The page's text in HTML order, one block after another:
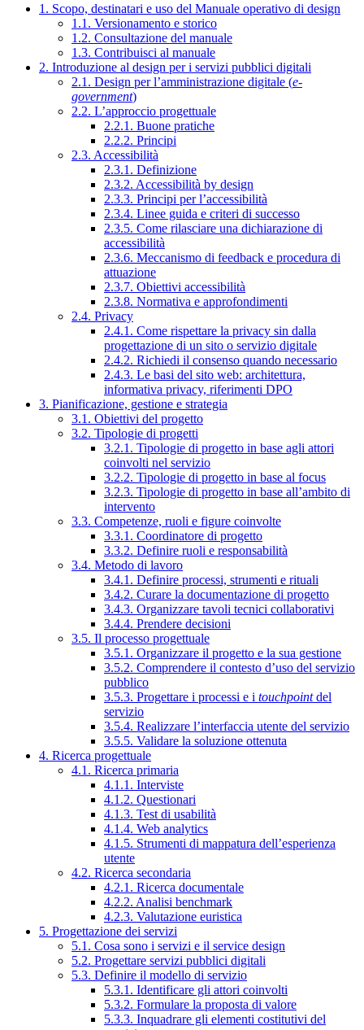
1. Scopo, destinatari e uso del Manuale operativo di design
1.1. Versionamento e storico
1.2. Consultazione del manuale
1.3. Contribuisci al manuale
2. Introduzione al design per i servizi pubblici digitali
2.1. Design per l’amministrazione digitale (e-
government)
2.2. L’approccio progettuale
2.2.1. Buone pratiche
2.2.2. Principi
2.3. Accessibilità
2.3.1. Definizione
2.3.2. Accessibilità by design
2.3.3. Principi per l’accessibilità
2.3.4. Linee guida e criteri di successo
2.3.5. Come rilasciare una dichiarazione di
accessibilità
2.3.6. Meccanismo di feedback e procedura di
attuazione
2.3.7. Obiettivi accessibilità
2.3.8. Normativa e approfondimenti
2.4. Privacy
2.4.1. Come rispettare la privacy sin dalla
progettazione di un sito o servizio digitale
2.4.2. Richiedi il consenso quando necessario
2.4.3. Le basi del sito web: architettura,
informativa privacy, riferimenti DPO
3. Pianificazione, gestione e strategia
3.1. Obiettivi del progetto
3.2. Tipologie di progetti
3.2.1. Tipologie di progetto in base agli attori
coinvolti nel servizio
3.2.2. Tipologie di progetto in base al focus
3.2.3. Tipologie di progetto in base all’ambito di
intervento
3.3. Competenze, ruoli e figure coinvolte
3.3.1. Coordinatore di progetto
3.3.2. Definire ruoli e responsabilità
3.4. Metodo di lavoro
3.4.1. Definire processi, strumenti e rituali
3.4.2. Curare la documentazione di progetto
3.4.3. Organizzare tavoli tecnici collaborativi
3.4.4. Prendere decisioni
3.5. Il processo progettuale
3.5.1. Organizzare il progetto e la sua gestione
3.5.2. Comprendere il contesto d’uso del servizio
pubblico
3.5.3. Progettare i processi e i touchpointdel
servizio
3.5.4. Realizzare l’interfaccia utente del servizio
3.5.5. Validare la soluzione ottenuta
4. Ricerca progettuale
4.1. Ricerca primaria
4.1.1. Interviste
4.1.2. Questionari
4.1.3. Test di usabilità
4.1.4. Web analytics
4.1.5. Strumenti di mappatura dell’esperienza
utente
4.2. Ricerca secondaria
4.2.1. Ricerca documentale
4.2.2. Analisi benchmark
4.2.3. Valutazione euristica
5. Progettazione dei servizi
5.1. Cosa sono i servizi e il service design
5.2. Progettare servizi pubblici digitali
5.3. Definire il modello di servizio
5.3.1. Identificare gli attori coinvolti
5.3.2. Formulare la proposta di valore
5.3.3. Inquadrare gli elementi costitutivi del